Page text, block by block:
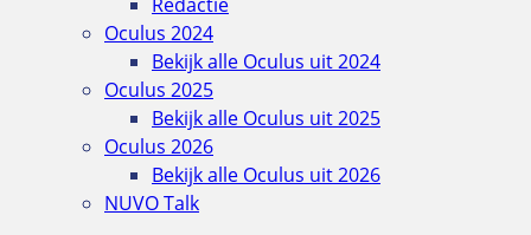
Oculus 2024
Bekijk alle Oculus uit 2024
Oculus 2025
Bekijk alle Oculus uit 2025
Oculus 2026
Bekijk alle Oculus uit 2026
NUVO Talk